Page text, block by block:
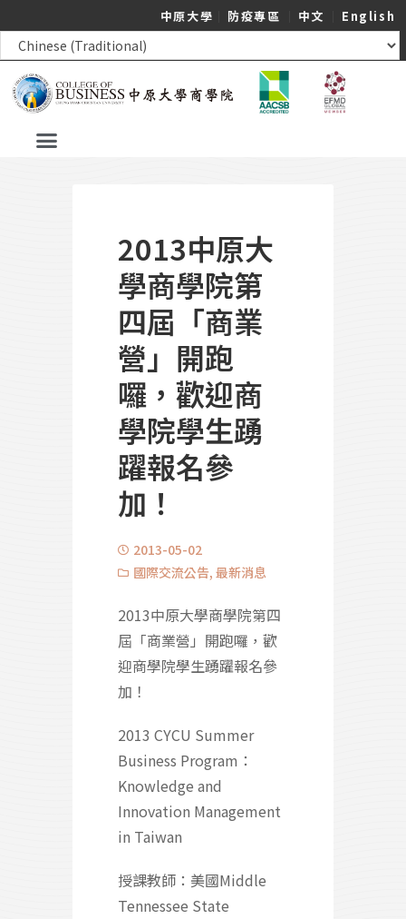
中原大學 防疫專區 中文 English
2013中原大
學商學院第
四屆「商業
營」開跑
囉，歡迎商
學院學生踴
躍報名參
加！
2013-05-02
國際交流公告, 最新消息
2013中原大學商學院第四
屆「商業營」開跑囉，歡
迎商學院學生踴躍報名參
加！
2013 CYCU Summer
Business Program：
Knowledge and
Innovation Management
in Taiwan
授課教師：美國Middle
Tennessee State